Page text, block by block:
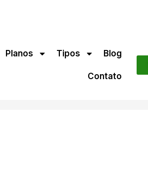
Planos Tipos Blog
Contato